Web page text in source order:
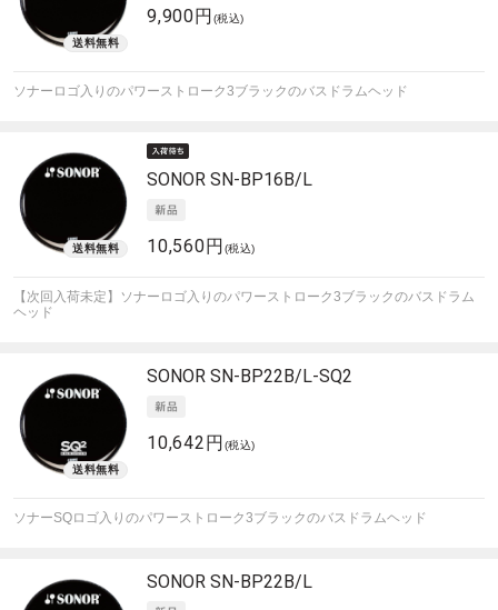
9,900円 (税込)
ソナーロゴ入りのパワーストローク3ブラックのバスドラムヘッド
SONOR SN-BP16B/L
10,560円 (税込)
【次回入荷未定】ソナーロゴ入りのパワーストローク3ブラックのバスドラム
ヘッド
SONOR SN-BP22B/L-SQ2
10,642円 (税込)
ソナーSQロゴ入りのパワーストローク3ブラックのバスドラムヘッド
SONOR SN-BP22B/L